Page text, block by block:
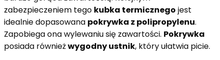
zabezpieczeniem tego kubka termicznego jest
idealnie dopasowana pokrywka z polipropylenu.
Zapobiega ona wylewaniu się zawartości. Pokrywka
posiada równieżwygodny ustnik, który ułatwia picie.